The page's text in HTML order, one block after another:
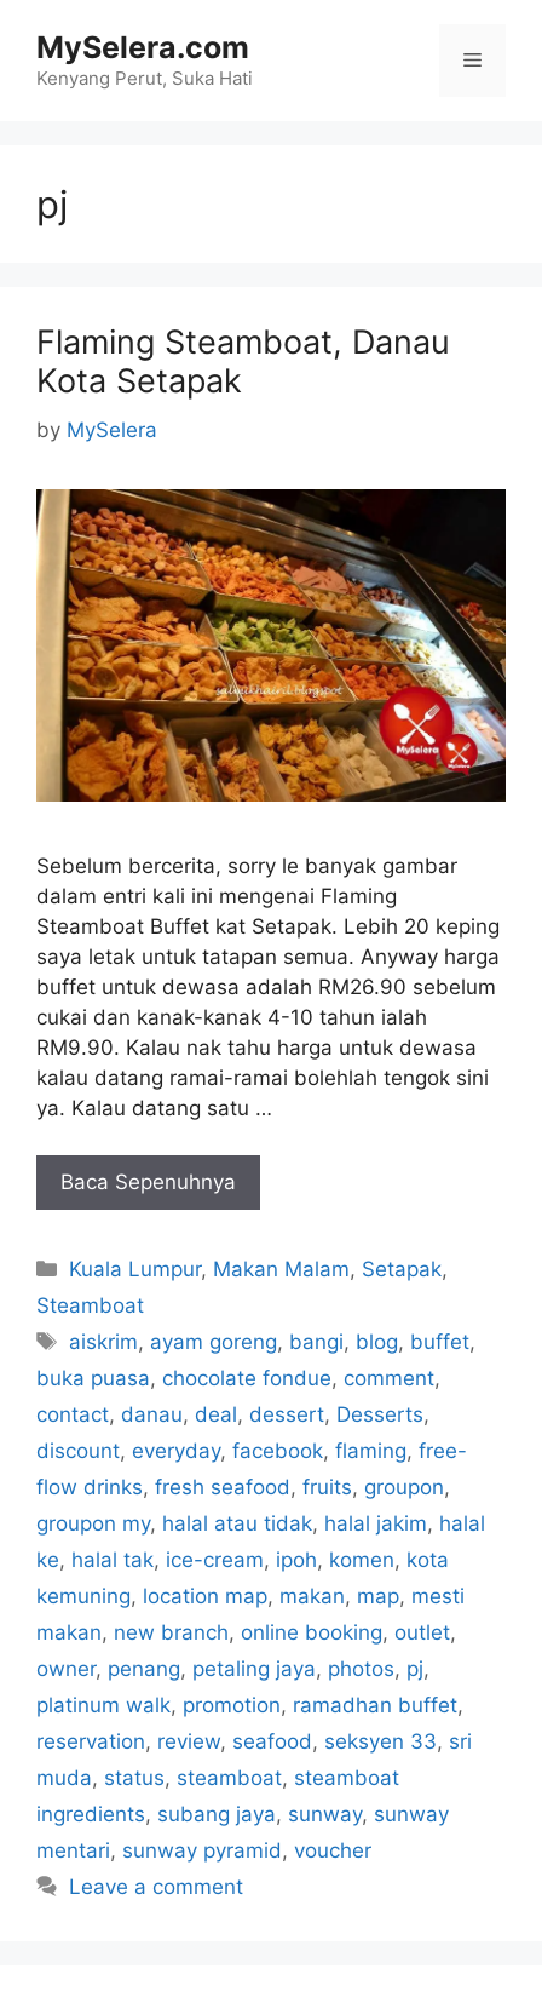
content
MySelera.com
Kenyang Perut, Suka Hati
Menu
pj
Flaming Steamboat, Danau
Kota Setapak
by MySelera
Sebelum bercerita, sorry le banyak gambar
dalam entri kali ini mengenai Flaming
Steamboat Buffet kat Setapak. Lebih 20 keping
saya letak untuk tatapan semua. Anyway harga
buffet untuk dewasa adalah RM26.90 sebelum
cukai dan kanak-kanak 4-10 tahun ialah
RM9.90. Kalau nak tahu harga untuk dewasa
kalau datang ramai-ramai bolehlah tengok sini
ya. Kalau datang satu …
Baca Sepenuhnya
Categories
Kuala Lumpur, Makan Malam, Setapak,
Steamboat
Tags
aiskrim, ayam goreng, bangi, blog, buffet,
buka puasa, chocolate fondue, comment,
contact, danau, deal, dessert, Desserts,
discount, everyday, facebook, flaming, free-
flow drinks, fresh seafood , fruits, groupon,
groupon my, halal atau tidak, halal jakim, halal
ke, halal tak, ice-cream, ipoh, komen, kota
kemuning, location map, makan, map, mesti
makan, new branch, online booking, outlet,
owner, penang, petaling jaya, photos, pj,
platinum walk, promotion, ramadhan buffet,
reservation, review, seafood , seksyen 33, sri
muda, status, steamboat, steamboat
ingredients, subang jaya, sunway, sunway
mentari, sunway pyramid , voucher
Leave a comment